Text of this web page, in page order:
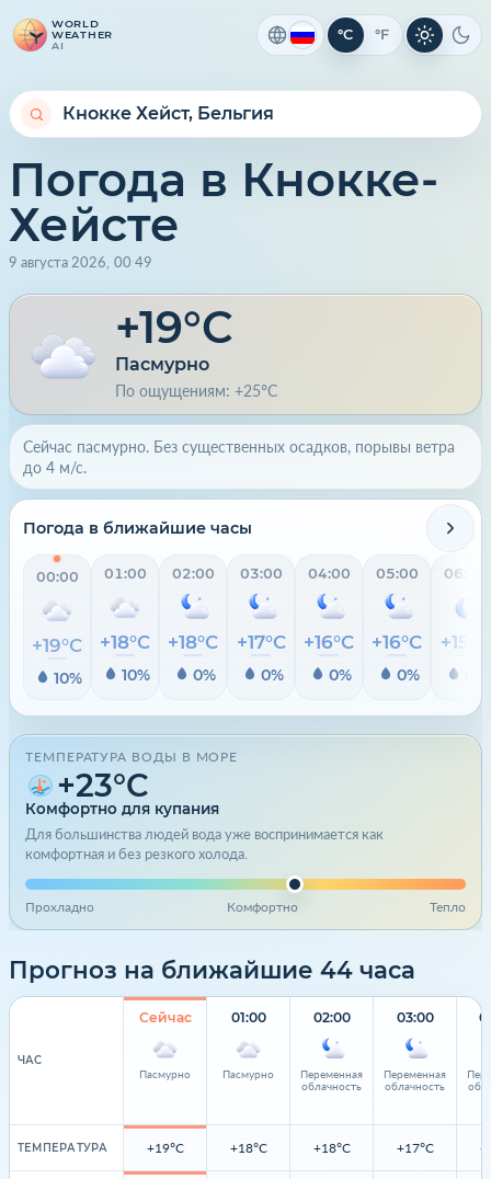
WORLD
WEATHER
AI
°C °F Светлая
Погода в Кнокке-
Хейсте
9 августа 2026 00 49
+19°C
Пасмурно
По ощущениям: +25°C
Сейчас пасмурно. Без существенных осадков, порывы ветра
до 4 м/с.
Погода в ближайшие часы
00:00
+19°C
10%
01:00
+18°C
10%
02:00
+18°C
0%
03:00
+17°C
0%
04:00
+16°C
0%
05:00
+16°C
0%
06:00
+15°C
ТЕМПЕРАТУРА ВОДЫ В МОРЕ
+23°C
Комфортно для купания
Для большинства людей вода уже воспринимается как
комфортная и без резкого холода.
Прохладно Комфортно Тепло
Прогноз на ближайшие 44 часа
ЧАС
ТЕМПЕРАТУРА
Сейчас
Пасмурно
+19°C
01:00
Пасмурно
+18°C
02:00
Переменная
облачность
+18°C
03:00
Переменная
облачность
+17°C